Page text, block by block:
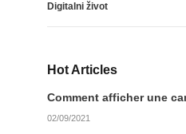
Digitalni život
Hot Articles
Comment afficher une
02/09/2021